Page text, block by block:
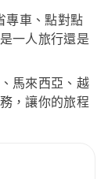
專車、點對點
一人旅行還是
馬來西亞、越
，讓你的旅程